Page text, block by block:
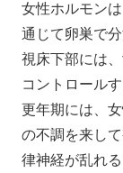
女性ホルモン
通じて卵巣で
視床下部には
コントロール
更年期には、
の不調を来し
律神経が乱れ